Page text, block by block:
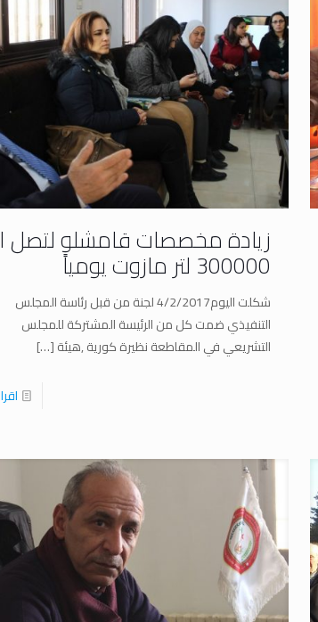
زيادة مخصصات قامشلو لتصل
300000 لتر مازوت يومياً
شكلت اليوم4/2/2017 لجنة من قبل رئاسة المجلس
التنفيذي ضمت كل من الرئيسة المشتركة للمجلس
التشريعي في المقاطعة نظيرة كورية ,هيئة[…]